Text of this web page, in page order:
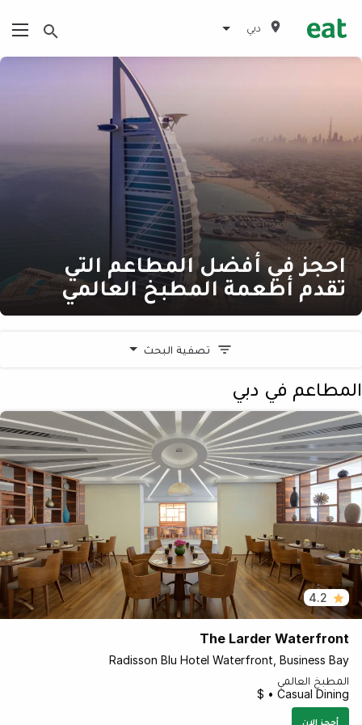
دبي
احجز في أفضل المطاعم التي
تقدم أطعمة المطبخ العالمي
تصفية البحث
المطاعم في دبي
4.2
The Larder Waterfront
Radisson Blu Hotel Waterfront, Business Bay
المطبخ العالمي
Casual Dining • $
أحجز الان